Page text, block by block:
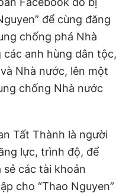
để cùng đăng
chống phá Nhà
anh hùng dân tộc,
Nhà nước, lên một
chống Nhà nước
Tất Thành là người
lực, trình độ, để
sẻ các tài khoản
cho “Thao Nguyen”